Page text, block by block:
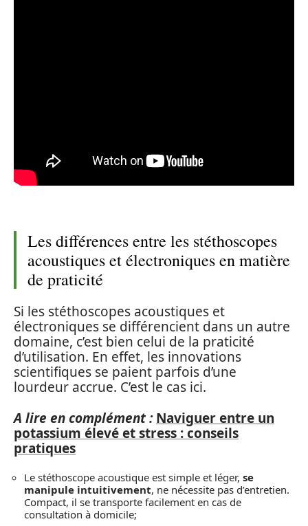
Les différences entre les stéthoscopes
acoustiques et électroniques en matière
de praticité
Si les stéthoscopes acoustiques et
électroniques se différencient dans un autre
domaine, c’est bien celui de la praticité
d’utilisation. En effet, les innovations
scientifiques se paient parfois d’une
lourdeur accrue. C’est le cas ici.
A lire en complément : Naviguer entre un
potassium élevé et stress : conseils
pratiques
Le stéthoscope acoustique est simple et léger, se
manipule intuitivement, ne nécessite pas d’entretien.
Compact, il se transporte facilement en cas de
consultation à domicile;